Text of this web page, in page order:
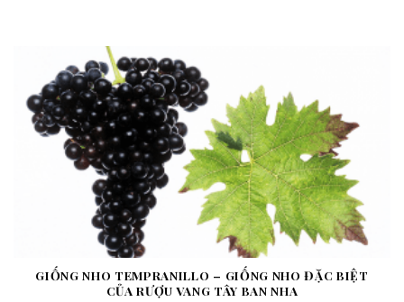
GIỐNG NHO TEMPRANILLO – GIỐNG NHO ĐẶC BIỆT
CỦA RƯỢU VANG TÂY BAN NHA